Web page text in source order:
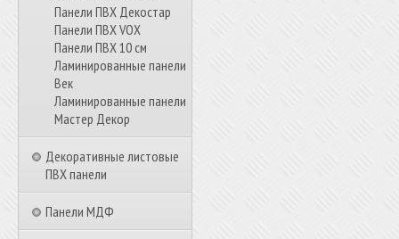
Панели ПВХ Декостар
Панели ПВХ VOX
Панели ПВХ 10 см
Ламинированные панели
Век
Ламинированные панели
Мастер Декор
Декоративные листовые
ПВХ панели
Панели МДФ